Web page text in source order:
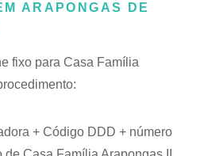
ARAPONGAS DE
fixo para Casa Família
+ Código DDD + número